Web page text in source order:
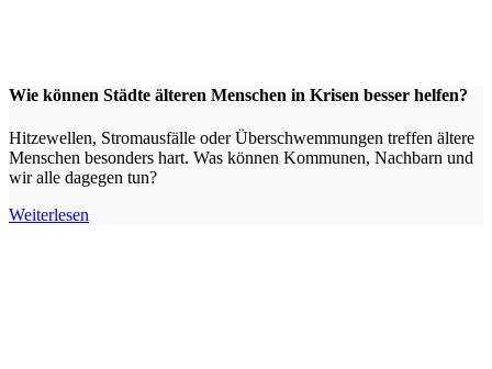
Wie können Städte älteren Menschen in Krisen besser helfen?
Hitzewellen, Stromausfälle oder Überschwemmungen treffen ältere
Menschen besonders hart. Was können Kommunen, Nachbarn und
wir alle dagegen tun?
Weiterlesen